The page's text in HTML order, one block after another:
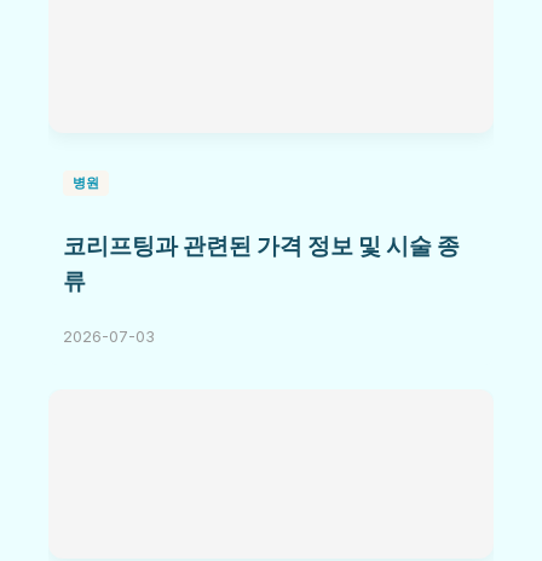
병원
코리프팅과 관련된 가격 정보 및 시술 종
류
2026-07-03